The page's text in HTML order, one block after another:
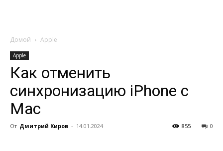
Домой Apple
Apple
Как отменить
синхронизацию iPhone с
Mac
От Дмитрий Киров - 14.01.2024 0
855